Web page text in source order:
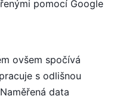
pomocí Google
ovšem spočívá
s odlišnou
data